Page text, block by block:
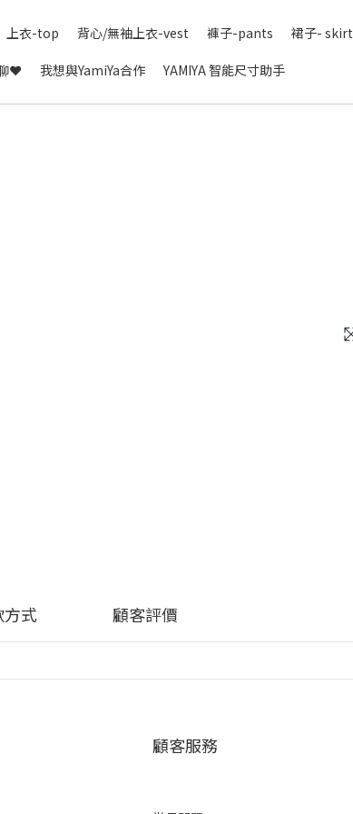
上衣-top 背心/無袖上衣-vest 褲子-pants 裙子- skirt
❤ 我想與YamiYa合作 YAMIYA 智能尺寸助手
方式 顧客評價
顧客服務